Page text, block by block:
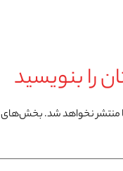
را بنویسید
منتشر نخواهد شد.بخش‌های